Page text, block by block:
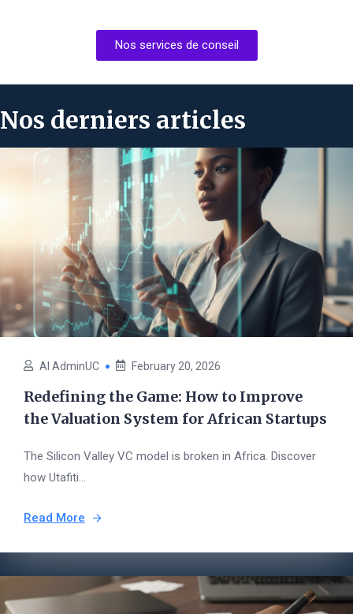
Nos services de conseil
Nos derniers articles
AI AdminUC February 20, 2026
Redefining the Game: How to Improve
the Valuation System for African Startups
The Silicon Valley VC model is broken in Africa. Discover
how Utafiti...
Read More